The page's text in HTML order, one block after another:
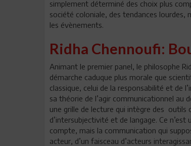
simplement déterminé des choix plus
société coloniale, des tendances lourdes,
les évènements.
Ridha Chennoufi:
Animant le premier panel, le philosophe
démarche caduque plus morale que
classique, celui de la responsabilité et de
sa théorie de l’agir communicationnel au
une grille de lecture qui intègre des
d’intersubjectivité et de langage. Ce
compte, mais la communication qui
acteur, d’un faisceau d’acteurs